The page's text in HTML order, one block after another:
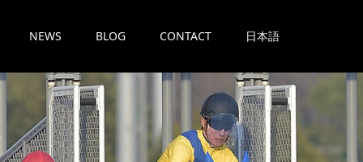
NEWS BLOG CONTACT 日本語